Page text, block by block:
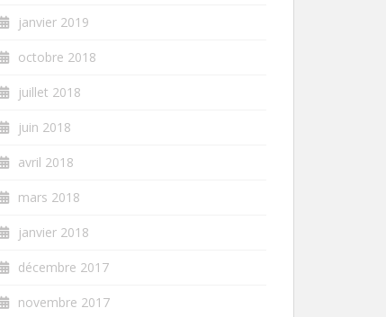
janvier 2019
octobre 2018
juillet 2018
juin 2018
avril 2018
mars 2018
janvier 2018
décembre 2017
novembre 2017